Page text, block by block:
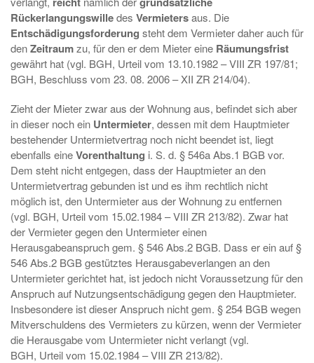
Rückerlangungswilledes Vermietersaus. Die
Entschädigungsforderung steht dem Vermieter daher auch für
denZeitraumzu, für den er dem Mieter eine Räumungsfrist
gewährt hat (vgl. BGH, Urteil vom 13.10.1982 – VIII ZR 197/81;
BGH, Beschluss vom 23. 08. 2006 – XII ZR 214/04).
Zieht der Mieter zwar aus der Wohnung aus, befindet sich aber
in dieser noch ein Untermieter, dessen mit dem Hauptmieter
bestehender Untermietvertrag noch nicht beendet ist, liegt
ebenfalls eineVorenthaltung i. S. d. § 546a Abs.1 BGB vor.
Dem steht nicht entgegen, dass der Hauptmieter an den
Untermietvertrag gebunden ist und es ihm rechtlich nicht
möglich ist, den Untermieter aus der Wohnung zu entfernen
(vgl. BGH, Urteil vom 15.02.1984 – VIII ZR 213/82). Zwar hat
der Vermieter gegen den Untermieter einen
Herausgabeanspruch gem. § 546 Abs.2 BGB. Dass er ein auf §
546 Abs.2 BGB gestütztes Herausgabeverlangen an den
Untermieter gerichtet hat, ist jedoch nicht Voraussetzung für den
Anspruch auf Nutzungsentschädigung gegen den Hauptmieter.
Insbesondere ist dieser Anspruch nicht gem. § 254 BGB wegen
Mitverschuldens des Vermieters zu kürzen, wenn der Vermieter
die Herausgabe vom Untermieter nicht verlangt (vgl.
BGH, Urteil vom 15.02.1984 – VIII ZR 213/82).